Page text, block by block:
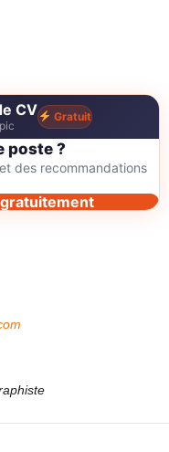
CV Gratuit
poste ?
des recommandations